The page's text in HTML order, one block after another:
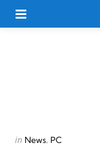
Categories
Posted
in News PC